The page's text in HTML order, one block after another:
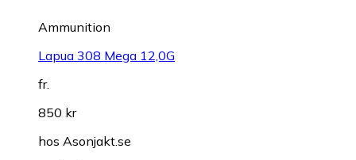
Ammunition
Lapua 308 Mega 12,0G
fr.
850 kr
hos Asonjakt.se